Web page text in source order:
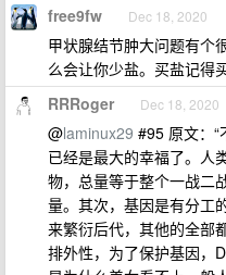
free9fw Dec 18, 2020
甲状腺结节肿大问题有个
么会让你少盐。买盐记得
RRRoger Dec 18, 2020
@laminux29 #95 原文：“
已经是最大的幸福了。人
物，总量等于整个一战二
量。其次，基因是有分工
来繁衍后代，其他的全部
排外性，为了保护基因，